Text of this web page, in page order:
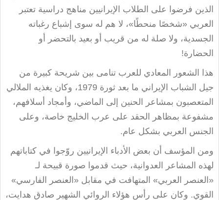
الذين فرضوا على الطلاب الإيرانيين مناهج دراسية تعتبر
العربي «شخصًا منحطًا»، لا هم له سوى إشباع رغباته
الجسدية، ولا صلة له من قريب أو بعيد بالتحضر أو
الحضارة!
هذا الشعور المعادي للعرب تنامى بين شريحة كبيرة من
جيل الشباب الإيراني ما بعد ثورة 1979، وكان يغذيه الملالي
المتعصبون بمشاعر الحنين إلى الماضي، وأمجاد أسلافهم،
مشفوعة بمظاهر الحقد على عرب الخليج خاصة، وعلى
الجنس العربي بشكل عام.
ومن المؤسف أن بعض الأدباء الإيرانيين روّجوا في كتاباتهم
لهذه المشاعر العدوانية، حيث قدموا صورة قبيحة لـ
«العنصر العربي» المتهافت في مقابل «العنصر الفارسي»
القوي. وكان على رأس هؤلاء الروائي الشهير صادق هدايت،